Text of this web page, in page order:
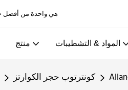
منتج المواد & التشطيبات
كونترتوب حجر الكوارتز